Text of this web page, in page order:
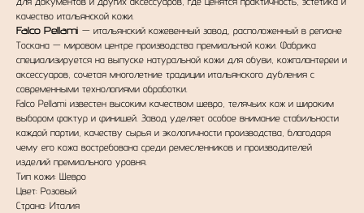
качество итальянской кожи.
Falco Pellami — итальянский кожевенный завод, расположенный в регионе
Тоскана — мировом центре производства премиальной кожи. Фабрика
специализируется на выпуске натуральной кожи для обуви, кожгалантереи и
аксессуаров, сочетая многолетние традиции итальянского дубления с
современными технологиями обработки.
Falco Pellami известен высоким качеством шевро, телячьих кож и широким
выбором фактур и финишей. Завод уделяет особое внимание стабильности
каждой партии, качеству сырья и экологичности производства, благодаря
чему его кожа востребована среди ремесленников и производителей
изделий премиального уровня.
Тип кожи: Шевро
Цвет: Розовый
Страна: Италия